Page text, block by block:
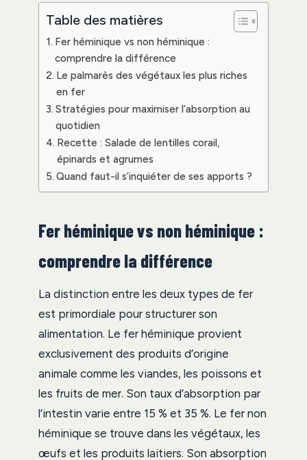
Table des matières
Fer héminique vs non héminique :
comprendre la différence
Le palmarès des végétaux les plus riches
en fer
Stratégies pour maximiser l’absorption au
quotidien
Recette : Salade de lentilles corail,
épinards et agrumes
Quand faut-il s’inquiéter de ses apports ?
Fer héminique vs non héminique :
comprendre la différence
La distinction entre les deux types de fer
est primordiale pour structurer son
alimentation. Le fer héminique provient
exclusivement des produits d’origine
animale comme les viandes, les poissons et
les fruits de mer. Son taux d’absorption par
l’intestin varie entre 15 % et 35 %. Le fer non
héminique se trouve dans les végétaux, les
œufs et les produits laitiers. Son absorption